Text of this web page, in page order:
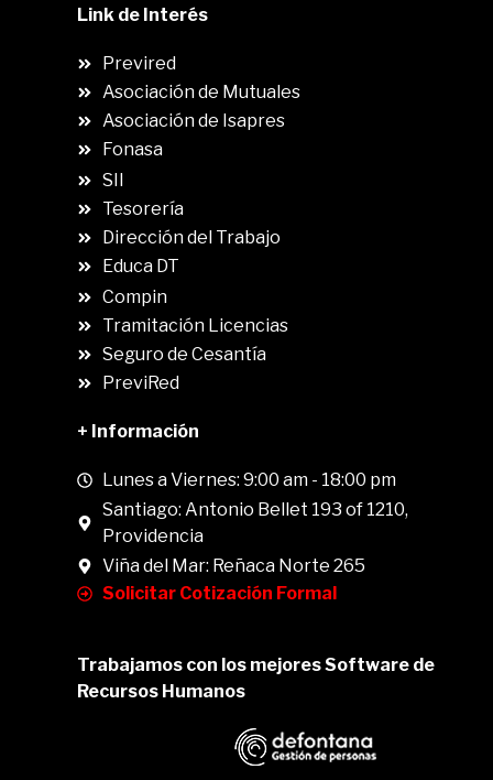
Link de Interés
Previred
Asociación de Mutuales
Asociación de Isapres
Fonasa
SII
Tesorería
Dirección del Trabajo
Educa DT
Compin
Tramitación Licencias
Seguro de Cesantía
PreviRed
+ Información
Lunes a Viernes: 9:00 am - 18:00 pm
Santiago: Antonio Bellet 193 of 1210,
Providencia
Viña del Mar: Reñaca Norte 265
Solicitar Cotización Formal
Trabajamos con los mejores Software de
Recursos Humanos